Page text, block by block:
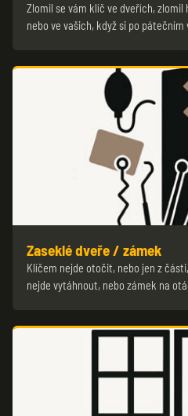
Zlomil se vám klíč ve dveřích,
nebo ve vašich, když si po
Zaseklé dveře / zámek
Klíčem nejde otočit, nebo jen z
nejde vytáhnout, nebo zámek na